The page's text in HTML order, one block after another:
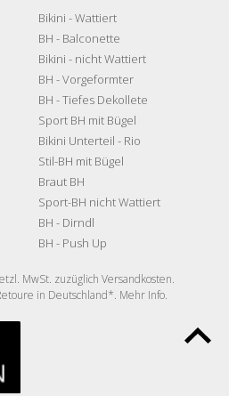
Bikini - Wattiert
BH - Balconette
Bikini - nicht Wattiert
BH - Vorgeformter
BH - Tiefes Dekollete
Sport BH mit Bügel
Bikini Unterteil - Rio
Stil-BH mit Bügel
Braut BH
Sport-BH nicht Wattiert
BH - Dirndl
BH - Push Up
MwSt. zuzüglich Versandkosten.
in Deutschland*. Mehr Info.